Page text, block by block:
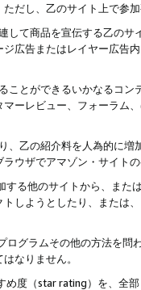
だし、乙のサイト上で参
して商品を宣伝する乙の
広告またはレイヤー広告
ことができるいかなるコ
ーレビュー、フォーラム
、乙の紹介料を人為的に
ウザでアマゾン・サイト
る他のサイトから、ま
しようとしたり、または
ログラムその他の方法を
なりません。
め度（star rating）を、全